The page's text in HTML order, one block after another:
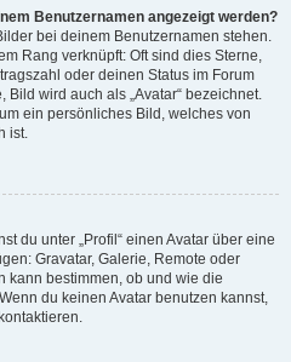
Benutzernamen angezeigt werden?
bei deinem Benutzernamen stehen.
Rang verknüpft: Oft sind dies Sterne,
oder deinen Status im Forum
wird auch als „Avatar“ bezeichnet.
ein persönliches Bild, welches von
ist.
du unter „Profil“ einen Avatar über eine
Gravatar, Galerie, Remote oder
kann bestimmen, ob und wie die
du keinen Avatar benutzen kannst,